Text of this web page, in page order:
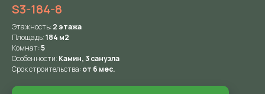
S3-184-8
Этажность:2 этажа
Площадь:184 м2
Комнат:5
Особенности:Камин, 3 санузла
Срок строительства:от 6 мес.